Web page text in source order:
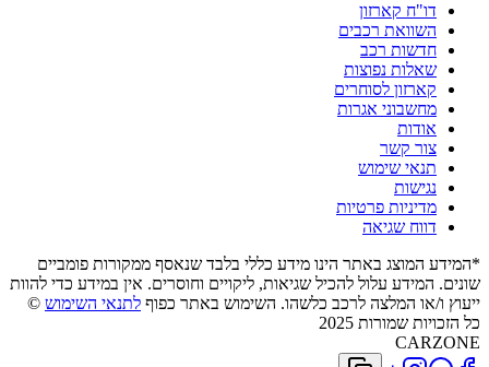
דו"ח קארזון
השוואת רכבים
חדשות רכב
שאלות נפוצות
קארזון לסוחרים
מחשבוני אגרות
אודות
צור קשר
תנאי שימוש
נגישות
מדיניות פרטיות
דווח שגיאה
*המידע המוצג באתר הינו מידע כללי בלבד שנאסף ממקורות פומביים
שונים. המידע עלול להכיל שגיאות, ליקויים וחוסרים. אין במידע כדי להוות
ייעוץ ו/או המלצה לרכב כלשהו. השימוש באתר כפוף לתנאי השימוש ©
כל הזכויות שמורות 2025
CARZONE